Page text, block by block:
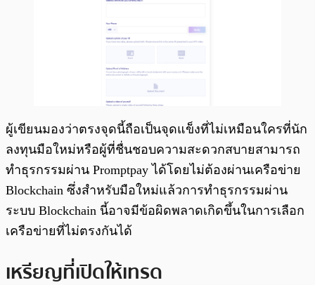
ผู้เขียนมองว่าตรงจุดนี้ถือเป็นจุดแข็งที่ไม่เหมือนใครที่นัก
ลงทุนมือใหม่หรือผู้ที่ชื่นชอบความสะดวกสบายสามารถ
ทำธุรกรรมผ่าน Promptpay ได้โดยไม่ต้องผ่านเครือข่าย
Blockchain ซึ่งสำหรับมือใหม่แล้วการทำธุรกรรมผ่าน
ระบบ Blockchain นี้อาจมีข้อผิดพลาดเกิดขึ้นในการเลือก
เครือข่ายที่ไม่ตรงกันได้
เหรียญที่เปิดให้เทรด